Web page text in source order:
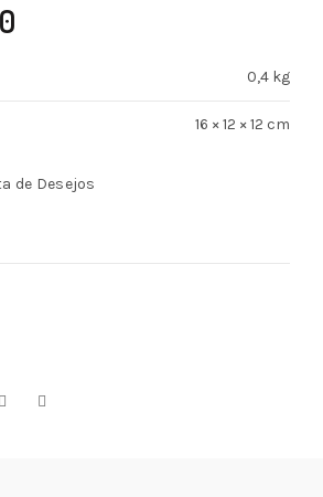
0,4 kg
16 × 12 × 12 cm
de Desejos